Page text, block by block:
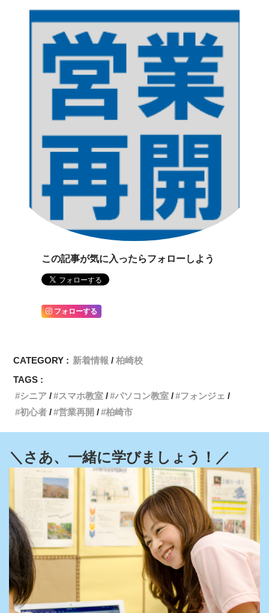
この記事が気に入ったらフォローしよう
フォローする
CATEGORY : 新着情報
柏崎校
TAGS :
シニア
スマホ教室 パソコン教室
フォンジェ
初心者
営業再開 柏崎市
＼さあ、一緒に学びましょう！／